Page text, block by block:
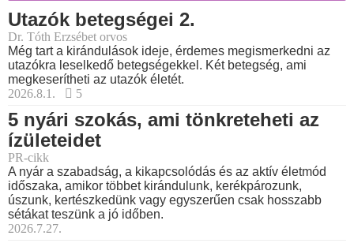
Utazók betegségei 2.
Dr. Tóth Erzsébet orvos
Még tart a kirándulások ideje, érdemes megismerkedni az
utazókra leselkedő betegségekkel. Két betegség, ami
megkeserítheti az utazók életét.
2026.8.1.
5
5 nyári szokás, ami tönkreteheti az
ízületeidet
PR-cikk
A nyár a szabadság, a kikapcsolódás és az aktív életmód
időszaka, amikor többet kirándulunk, kerékpározunk,
úszunk, kertészkedünk vagy egyszerűen csak hosszabb
sétákat teszünk a jó időben.
2026.7.27.